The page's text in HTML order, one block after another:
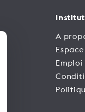
A
Emploi